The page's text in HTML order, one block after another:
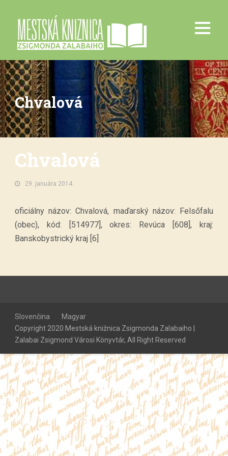
Chvalová
Chvalová
29. januára 2014.
oficiálny názov: Chvalová, maďarský názov: Felsőfalu
(obec), kód: [514977], okres: Revúca [608], kraj:
Banskobystrický kraj [6]
Slovenčina
Magyar
Copyright 2020 Mestská knižnica Zsigmonda Zalabaiho |
Zalabai Zsigmond Városi Könyvtár, All Right Reserved